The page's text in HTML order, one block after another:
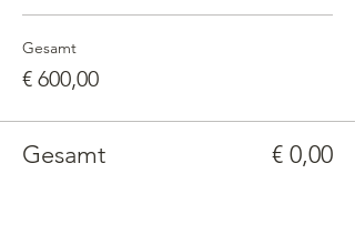
Gesamt
€ 600,00
Gesamt € 0,00